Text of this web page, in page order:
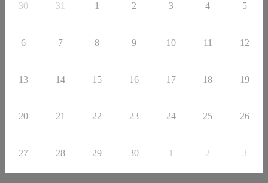
30 31 1 2 3 4 5
6 7 8 9 10 11 12
13 14 15 16 17 18 19
20 21 22 23 24 25 26
27 28 29 30 1 2 3